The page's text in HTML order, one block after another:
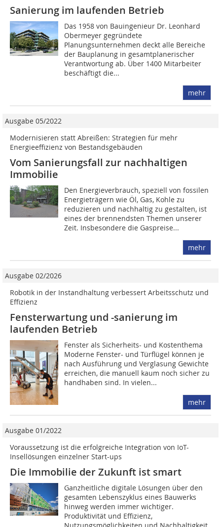
Sanierung im laufenden Betrieb
Das 1958 von Bauingenieur Dr. Leonhard
Obermeyer gegründete
Planungsunternehmen deckt alle Bereiche
der Bauplanung in gesamtplanerischer
Verantwortung ab. Über 1400 Mitarbeiter
beschäftigt die...
mehr
Ausgabe 05/2022
Modernisieren statt Abreißen: Strategien für mehr
Energieeffizienz von Bestandsgebäuden
Vom Sanierungsfall zur nachhaltigen
Immobilie
Den Energieverbrauch, speziell von fossilen
Energieträgern wie Öl, Gas, Kohle zu
reduzieren und nach­haltig zu gestalten, ist
eines der brennendsten Themen unserer
Zeit. Insbesondere die Gaspreise...
mehr
Ausgabe 02/2026
Robotik in der Instandhaltung verbessert Arbeitsschutz und
Effizienz
Fensterwartung und ­-sanierung im
laufenden Betrieb
Fenster als Sicherheits- und ­Kostenthema
Moderne Fenster- und Türflügel können je
nach Ausführung und Verglasung Gewichte
erreichen, die manuell kaum noch sicher zu
handhaben sind. In vielen...
mehr
Ausgabe 01/2022
Voraussetzung ist die erfolgreiche Integration von IoT-
Insellösungen ­einzelner Start-ups
Die Immobilie der Zukunft ist smart
Ganzheitliche digitale Lösungen über den
gesamten Lebenszyklus eines Bauwerks
hinweg werden immer wichtiger.
Produktivität und Effizienz,